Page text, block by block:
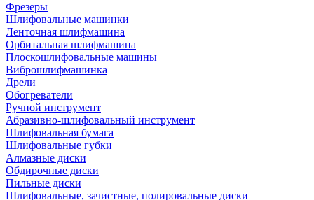
Фрезеры
Шлифовальные машинки
Ленточная шлифмашина
Орбитальная шлифмашина
Плоскошлифовальные машины
Виброшлифмашинка
Дрели
Обогреватели
Ручной инструмент
Абразивно-шлифовальный инструмент
Шлифовальная бумага
Шлифовальные губки
Алмазные диски
Обдирочные диски
Пильные диски
Шлифовальные, зачистные, полировальные диски